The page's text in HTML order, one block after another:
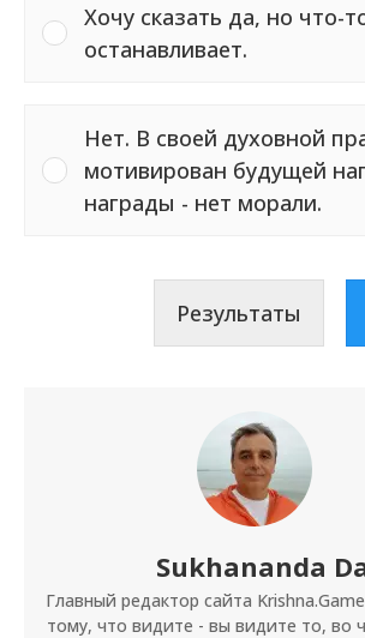
Хочу сказать да, но что-
останавливает.
Нет. В своей духовной
мотивирован будущей
награды - нет морали.
Результаты
Sukhananda
Главный редактор сайта
тому, что видите - вы видите то, во